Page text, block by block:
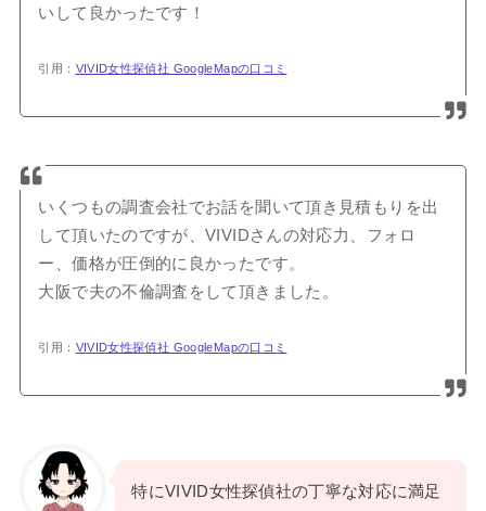
いして良かったです！
引用： VIVID女性探偵社 GoogleMapの口コミ
いくつもの調査会社でお話を聞いて頂き見積もりを出
して頂いたのですが、VIVIDさんの対応力、フォロ
ー、価格が圧倒的に良かったです。
大阪で夫の不倫調査をして頂きました。
引用： VIVID女性探偵社 GoogleMapの口コミ
特にVIVID女性探偵社の丁寧な対応に満足